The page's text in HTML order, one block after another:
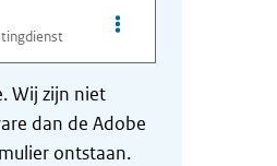
Opties van bestand
Wij zijn niet
dan de Adobe
ontstaan.